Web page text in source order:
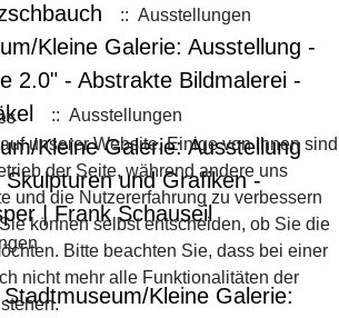
:: Ausstellungen
Kleine Galerie: Ausstellung -
2.0" - Abstrakte Bildmalerei -
:: Ausstellungen
Kleine Galerie: Ausstellung
Skulpturen und Grafiken -
| Frank Schauseil
Stadtmuseum/Kleine Galerie:
unserer Website. Einige von ihnen sind
der Seite, während andere uns
und die Nutzererfahrung zu verbessern
können selbst entscheiden, ob Sie die
Bitte beachten Sie, dass bei einer
nicht mehr alle Funktionalitäten der